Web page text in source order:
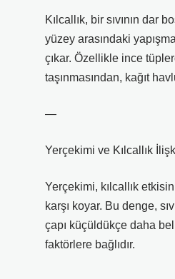
Kılcallık, bir sıvının dar
yüzey arasındaki
çıkar. Özellikle ince
taşınmasından, kağıt
—
Yerçekimi ve Kılcallık
Yerçekimi, kılcallık
karşı koyar. Bu denge,
çapı küçüldükçe daha
faktörlere bağlıdır.